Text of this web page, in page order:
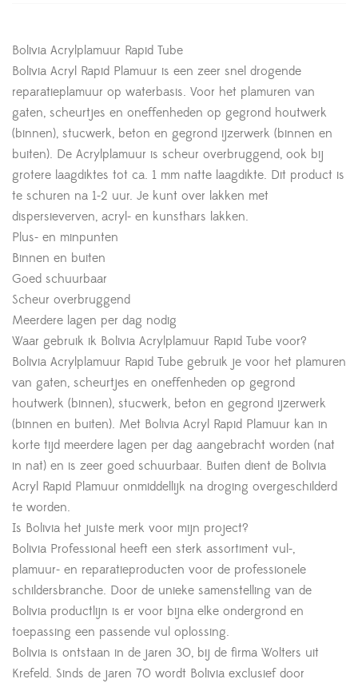
Bolivia Acrylplamuur Rapid Tube
Bolivia Acryl Rapid Plamuur is een zeer snel drogende
reparatieplamuur op waterbasis. Voor het plamuren van
gaten, scheurtjes en oneffenheden op gegrond houtwerk
(binnen), stucwerk, beton en gegrond ijzerwerk (binnen en
buiten). De Acrylplamuur is scheur overbruggend, ook bij
grotere laagdiktes tot ca. 1 mm natte laagdikte. Dit product is
te schuren na 1-2 uur. Je kunt over lakken met
dispersieverven, acryl- en kunsthars lakken.
Plus- en minpunten
Binnen en buiten
Goed schuurbaar
Scheur overbruggend
Meerdere lagen per dag nodig
Waar gebruik ik Bolivia Acrylplamuur Rapid Tube voor?
Bolivia Acrylplamuur Rapid Tube gebruik je voor het plamuren
van gaten, scheurtjes en oneffenheden op gegrond
houtwerk (binnen), stucwerk, beton en gegrond ijzerwerk
(binnen en buiten). Met Bolivia Acryl Rapid Plamuur kan in
korte tijd meerdere lagen per dag aangebracht worden (nat
in nat) en is zeer goed schuurbaar. Buiten dient de Bolivia
Acryl Rapid Plamuur onmiddellijk na droging overgeschilderd
te worden.
Is Bolivia het juiste merk voor mijn project?
Bolivia Professional heeft een sterk assortiment vul-,
plamuur- en reparatieproducten voor de professionele
schildersbranche. Door de unieke samenstelling van de
Bolivia productlijn is er voor bijna elke ondergrond en
toepassing een passende vul oplossing.
Bolivia is ontstaan in de jaren 30, bij de firma Wolters uit
Krefeld. Sinds de jaren 70 wordt Bolivia exclusief door